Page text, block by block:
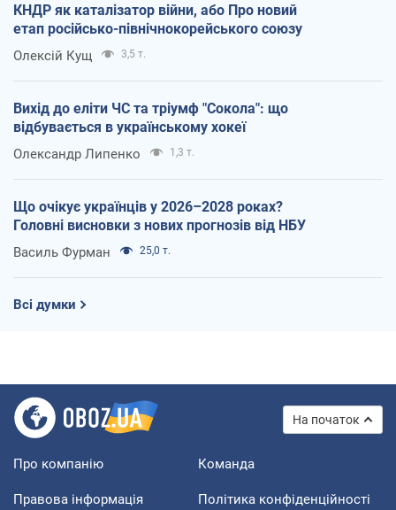
КНДР як каталізатор війни, або Про новий
етап російсько-північнокорейського союзу
Олексій Кущ 3,5 т.
Вихід до еліти ЧС та тріумф "Сокола": що
відбувається в українському хокеї
Олександр Липенко 1,3 т.
Що очікує українців у 2026–2028 роках?
Головні висновки з нових прогнозів від НБУ
Василь Фурман 25,0 т.
Всі думки
На початок
Про компанію Команда
Правова інформація Політика конфіденційності